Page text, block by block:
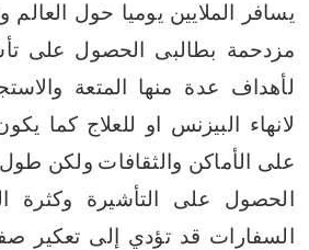
يسافر الملايين يوميا حول
مزدحمة بطالبى الحصول على
لأهداف عدة منها
المتعة
لانهاء البيزنس او للعلاج كما
على الأماكن والثقافات ولكن طول
الحصول على التأشيرة وكثرة
السفارات قد تؤدي إلى تعكير